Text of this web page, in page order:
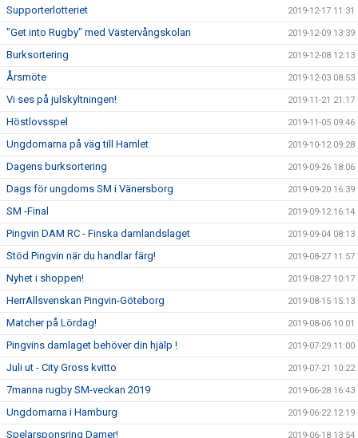
Supporterlotteriet 2019-12-17 11:31
"Get into Rugby" med Västervångskolan 2019-12-09 13:39
Burksortering 2019-12-08 12:13
Årsmöte 2019-12-03 08:53
Vi ses på julskyltningen! 2019-11-21 21:17
Höstlovsspel 2019-11-05 09:46
Ungdomarna på väg till Hamlet 2019-10-12 09:28
Dagens burksortering 2019-09-26 18:06
Dags för ungdoms SM i Vänersborg 2019-09-20 16:39
SM -Final 2019-09-12 16:14
Pingvin DAM RC - Finska damlandslaget 2019-09-04 08:13
Stöd Pingvin när du handlar färg! 2019-08-27 11:57
Nyhet i shoppen! 2019-08-27 10:17
HerrAllsvenskan Pingvin-Göteborg 2019-08-15 15:13
Matcher på Lördag! 2019-08-06 10:01
Pingvins damlaget behöver din hjälp ! 2019-07-29 11:00
Juli ut - City Gross kvitto 2019-07-21 10:22
7manna rugby SM-veckan 2019 2019-06-28 16:43
Ungdomarna i Hamburg 2019-06-22 12:19
Spelarsponsring Damer! 2019-06-18 13:54